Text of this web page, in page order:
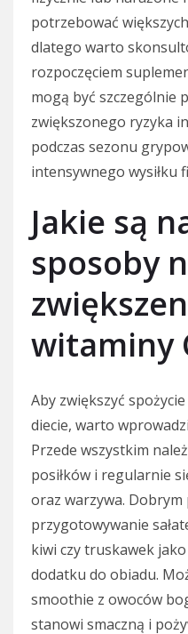
potrzebować
dlatego warto
rozpoczęciem
mogą być szczególnie
zwiększonego ryzyka
podczas sezonu
intensywnego wysiłku
Jakie są
sposoby
witaminy
Aby zwiększyć
diecie, warto
Przede wszystkim
posiłków i regularnie
oraz warzywa. Dobrym
przygotowywanie
kiwi czy truskawek
dodatku do obiadu.
smoothie z owoców
stanowi smaczną i